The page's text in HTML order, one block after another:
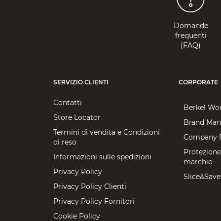
Domande
frequenti
(FAQ)
SERVIZIO CLIENTI
Contatti
Store Locator
Termini di vendita e Condizioni
di reso
Informazioni sulle spedizioni
Privacy Policy
Privacy Policy Clienti
Privacy Policy Fornitori
Cookie Policy
CORPORATE
Berkel
Brand
Company
marchio
Slice&Save